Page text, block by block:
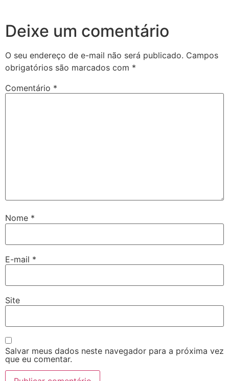
Deixe um comentário
O seu endereço de e-mail não será publicado. Campos
obrigatórios são marcados com *
Comentário *
Nome *
E-mail *
Site
Salvar meus dados neste navegador para a próxima vez
que eu comentar.